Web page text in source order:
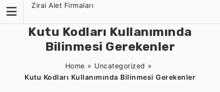
content
Zirai Alet Firmaları
Kutu Kodları Kullanımında
Bilinmesi Gerekenler
Home » Uncategorized »
Kutu Kodları Kullanımında Bilinmesi Gerekenler